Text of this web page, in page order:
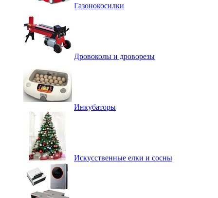
Газонокосилки
Дровоколы и дроворезы
Инкубаторы
Искусственные елки и сосны